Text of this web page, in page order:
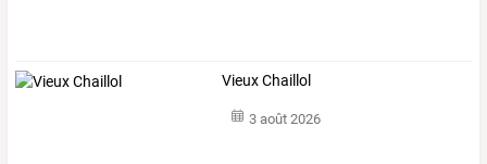
Vieux Chaillol
3 août 2026